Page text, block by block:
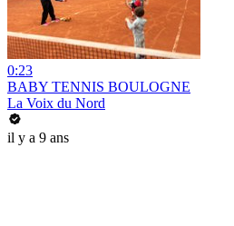
0:23
BABY TENNIS BOULOGNE
La Voix du Nord
il y a 9 ans